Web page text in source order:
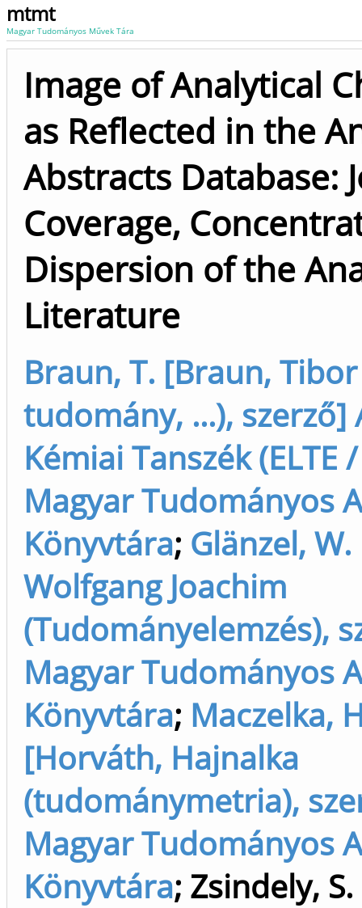
mtmt
Magyar Tudományos Művek Tára
Image of Analytical
as Reflected in the
Abstracts Database:
Coverage,
Dispersion of the
Literature
Braun, T. [Braun,
tudomány, ...), szerző]
Kémiai Tanszék (ELTE
Magyar Tudományos
Könyvtára; Glänzel,
Wolfgang Joachim
(Tudományelemzés),
Magyar Tudományos
Könyvtára; Maczelka,
[Horváth, Hajnalka
(tudománymetria),
Magyar Tudományos
Könyvtára; Zsindely, S.